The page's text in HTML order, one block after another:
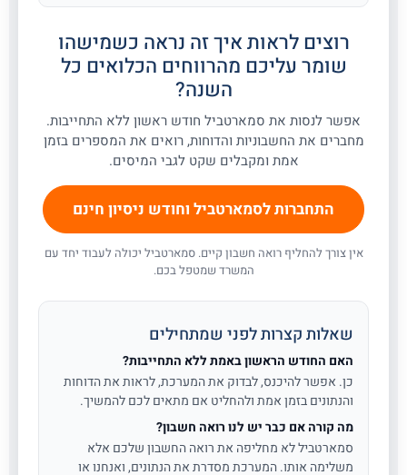
רוצים לראות איך זה נראה כשמישהו
שומר עליכם מהרווחים הכלואים כל
השנה?
אפשר לנסות את סמארטביל חודש ראשון ללא התחייבות.
מחברים את החשבוניות והדוחות, רואים את המספרים בזמן
אמת ומקבלים שקט לגבי המיסים.
התחברות לסמארטביל וחודש ניסיון חינם
אין צורך להחליף רואה חשבון קיים. סמארטביל יכולה לעבוד יחד עם
המשרד שמטפל בכם.
שאלות קצרות לפני שמתחילים
האם החודש הראשון באמת ללא התחייבות?
כן. אפשר להיכנס, לבדוק את המערכת, לראות את הדוחות
והנתונים בזמן אמת ולהחליט אם מתאים לכם להמשיך.
מה קורה אם כבר יש לנו רואה חשבון?
סמארטביל לא מחליפה את רואה החשבון שלכם אלא
משלימה אותו. המערכת מסדרת את הנתונים, ואנחנו או